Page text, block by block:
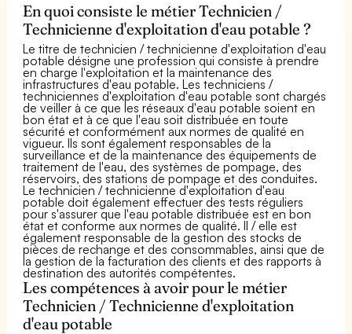
En quoi consiste le métier Technicien /
Technicienne d'exploitation d'eau potable ?
Le titre de technicien / technicienne d'exploitation d'eau
potable désigne une profession qui consiste à prendre
en charge l'exploitation et la maintenance des
infrastructures d'eau potable. Les techniciens /
techniciennes d'exploitation d'eau potable sont chargés
de veiller à ce que les réseaux d'eau potable soient en
bon état et à ce que l'eau soit distribuée en toute
sécurité et conformément aux normes de qualité en
vigueur. Ils sont également responsables de la
surveillance et de la maintenance des équipements de
traitement de l'eau, des systèmes de pompage, des
réservoirs, des stations de pompage et des conduites.
Le technicien / technicienne d'exploitation d'eau
potable doit également effectuer des tests réguliers
pour s'assurer que l'eau potable distribuée est en bon
état et conforme aux normes de qualité. Il / elle est
également responsable de la gestion des stocks de
pièces de rechange et des consommables, ainsi que de
la gestion de la facturation des clients et des rapports à
destination des autorités compétentes.
Les compétences à avoir pour le métier
Technicien / Technicienne d'exploitation
d'eau potable